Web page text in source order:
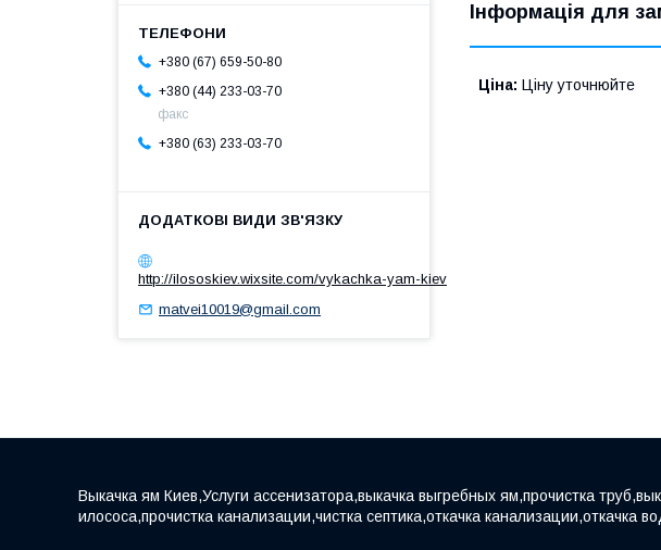
Інформація для
Ціна: Ціну уточнюйте
+380 (67) 659-50-80
+380 (44) 233-03-70
факс
+380 (63) 233-03-70
http://ilososkiev.wixsite.com/vykachka-yam-kiev
matvei10019@gmail.com
Выкачка ям Киев,Услуги ассенизатора,выкачка выгребных ям,прочистка
илососа,прочистка канализации,чистка септика,откачка канализации,откачка